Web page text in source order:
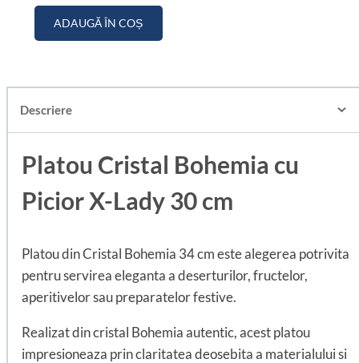
ADAUGĂ ÎN COȘ
Descriere
Platou Cristal Bohemia cu
Picior X-Lady 30 cm
Platou din Cristal Bohemia 34 cm este alegerea potrivita
pentru servirea eleganta a deserturilor, fructelor,
aperitivelor sau preparatelor festive.
Realizat din cristal Bohemia autentic, acest platou
impresioneaza prin claritatea deosebita a materialului si